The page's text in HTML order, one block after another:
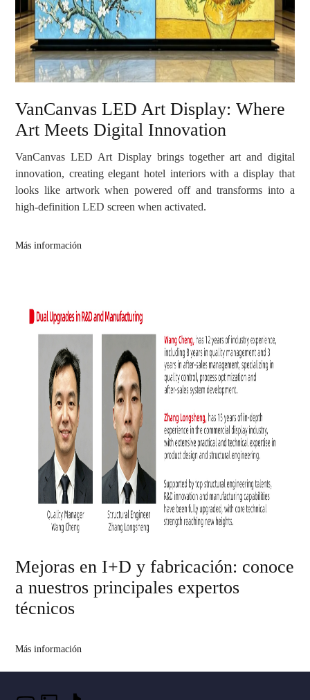
VanCanvas LED Art Display: Where
Art Meets Digital Innovation
VanCanvas LED Art Display brings together art and digital
innovation, creating elegant hotel interiors with a display that
looks like artwork when powered off and transforms into a
high-definition LED screen when activated.
Más información
Mejoras en I+D y fabricación: conoce
a nuestros principales expertos
técnicos
Más información